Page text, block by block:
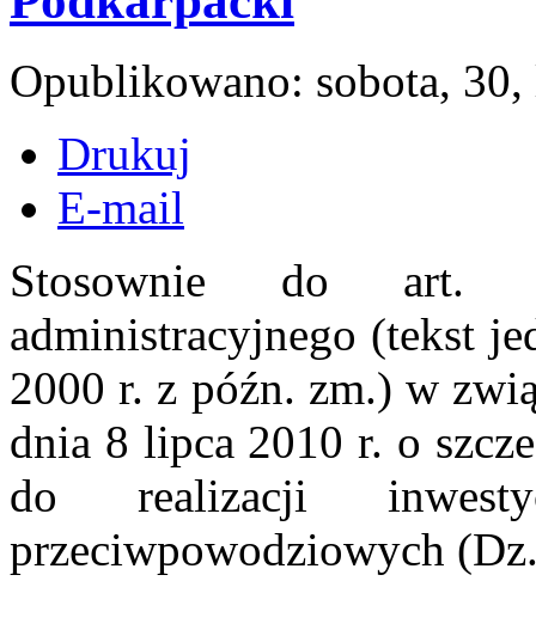
Opublikowano: sobota,
Drukuj
E-mail
Stosownie do art.
administracyjnego (tekst
2000 r. z późn. zm.) w
dnia 8 lipca 2010 r. o
do realizacji
przeciwpowodziowych